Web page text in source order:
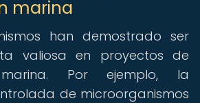
marina
han demostrado ser
valiosa en proyectos de
marina. Por ejemplo, la
de microorganismos